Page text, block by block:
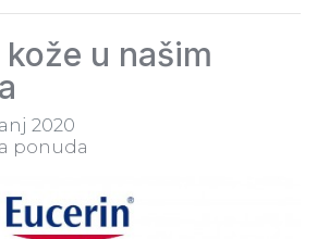
u našim
2020
ponuda